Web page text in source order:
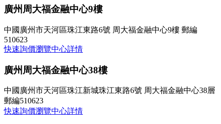
廣州周大福金融中心9樓
中國廣州市天河區珠江東路6號 周大福金融中心9樓 郵編
510623
快速詢價瀏覽中心詳情
廣州周大福金融中心38樓
中國廣州市天河區珠江新城珠江東路6號 周大福金融中心38層
郵編510623
快速詢價瀏覽中心詳情